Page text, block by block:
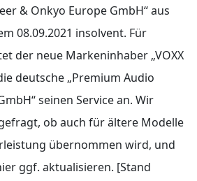
& Onkyo Europe GmbH“ aus
08.09.2021 insolvent. Für
der neue Markeninhaber „VOXX
deutsche „Premium Audio
seinen Service an. Wir
ob auch für ältere Modelle
übernommen wird, und
ggf. aktualisieren. [Stand